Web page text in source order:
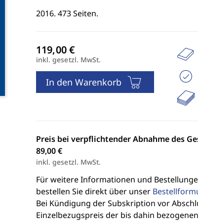
2016. 473 Seiten.
inkl. gesetzl. MwSt.
In den Warenkorb
Preis bei verpflichtender Abnahme des
89,00 €
inkl. gesetzl. MwSt.
Für weitere Informationen und
bestellen Sie direkt über unser
Bei Kündigung der Subskription vor
Einzelbezugspreis der bis dahin